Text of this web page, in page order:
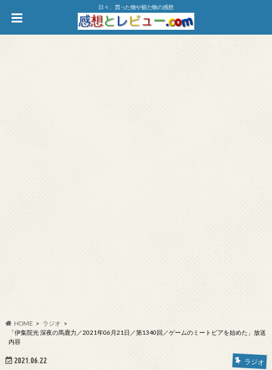
日々、買った物や観た物の感想
HOME
ラジオ
「伊集院光 深夜の馬鹿力／2021年06月21日／第1340回／ゲームのミートピアを始めた」放送
内容
2021.06.22 ラジオ